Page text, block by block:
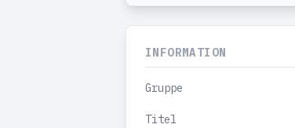
INFORMATION
Gruppe
Titel